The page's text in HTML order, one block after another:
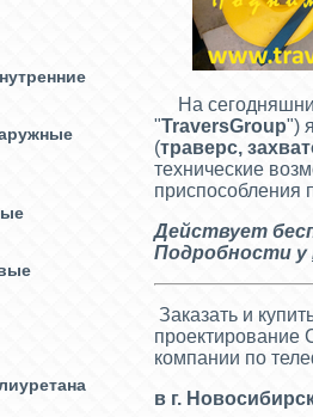
На
"TraversGroup")
(траверс,
технические
приспособления
Действует
Подробности у
Заказать и
проектирование
компании по
в г.